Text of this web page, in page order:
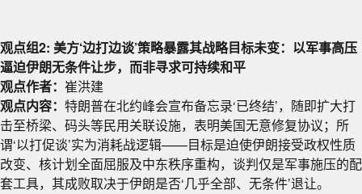
观点组2: 美方‘边打边谈’策略暴露其战略目标未变：以军事高压
逼迫伊朗无条件让步，而非寻求可持续和平
观点作者： 崔洪建
观点内容： 特朗普在北约峰会宣布备忘录‘已终结’，随即扩大打
击至桥梁、码头等民用关联设施，表明美国无意修复协议；所
谓‘以打促谈’实为消耗战逻辑——目标是迫使伊朗接受政权性质
改变、核计划全面屈服及中东秩序重构，谈判仅是军事施压的配
套工具，其成败取决于伊朗是否‘几乎全部、无条件’退让。